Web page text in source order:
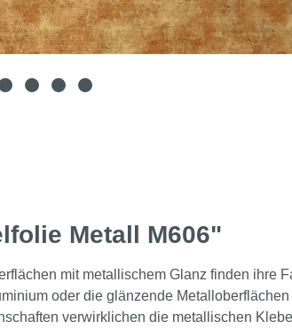
Metall M606"
mit metallischem Glanz finden ihre
oder die glänzende
verwirklichen die metallischen